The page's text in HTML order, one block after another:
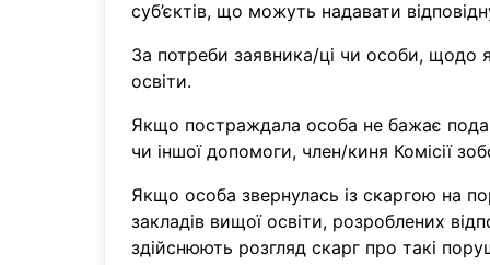
суб’єктів, що можуть надавати
За потреби заявника/ці чи особи, щодо
освіти.
Якщо постраждала особа не бажає
чи іншої допомоги, член/киня Комісії
Якщо особа звернулась із скаргою на
закладів вищої освіти, розроблених
здійснюють розгляд скарг про такі